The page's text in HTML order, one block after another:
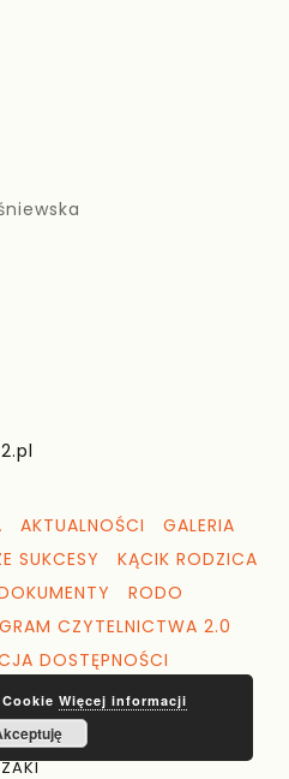
AKTUALNOŚCI
GALERIA
SUKCESY
KĄCIK RODZICA
RODO
CZYTELNICTWA 2.0
DOSTĘPNOŚCI
Więcej informacji